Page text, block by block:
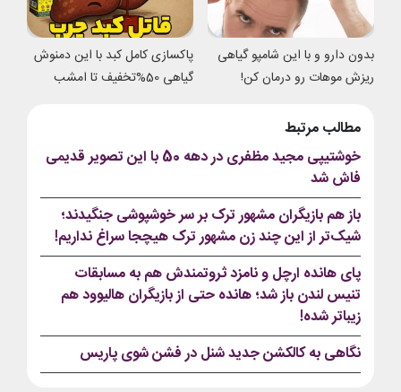
بدون دارو و با این شامپو گیاهی
ریزش موهات رو درمان کن!
پاکسازی کامل کبد با این دمنوش
گیاهی 50%تخفیف تا امشب
مطالب مرتبط
خوشتیپی مجید مظفری در دهه 50 با این تصویر قدیمی
فاش شد
باز هم بازیگران مشهور ترک بر سر خوشپوشی جنگیدند؛
شیک‌تر از این چند زن مشهور ترک هیچجا سراغ نداریم!
پای هانده ارچل و نامزد ثروتمندش هم به مسابقات
تنیس لندن باز شد؛ هانده حتی از بازیگران هالیوود هم
زیباتر شده!
نگاهی به کالکشن جدید شنل در فشن شوی پاریس